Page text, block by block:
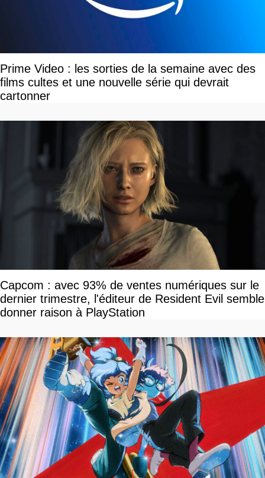
Prime Video : les sorties de la semaine avec des
films cultes et une nouvelle série qui devrait
cartonner
Capcom : avec 93% de ventes numériques sur le
dernier trimestre, l'éditeur de Resident Evil semble
donner raison à PlayStation